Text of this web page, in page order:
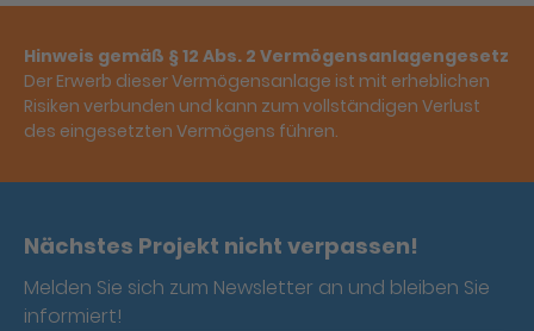
Hinweis gemäß § 12 Abs. 2 Vermögensanlagengesetz
Der Erwerb dieser Vermögensanlage ist mit erheblichen
Risiken verbunden und kann zum vollständigen Verlust
des eingesetzten Vermögens führen.
Nächstes Projekt nicht verpassen!
Melden Sie sich zum Newsletter an und bleiben Sie
informiert!